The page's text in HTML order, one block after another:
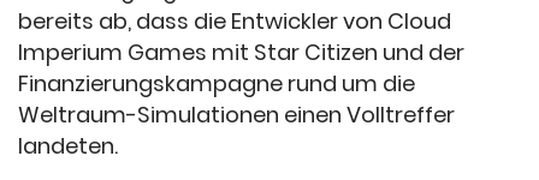
bereits ab, dass die Entwickler von Cloud
Imperium Games mit Star Citizen und der
Finanzierungskampagne rund um die
Weltraum-Simulationen einen Volltreffer
landeten.